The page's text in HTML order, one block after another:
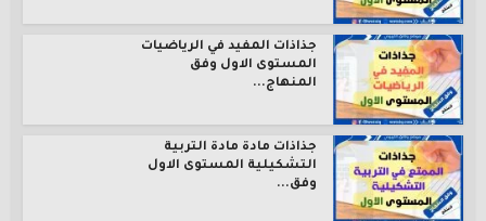
جذاذات المفيد في الرياضيات
المستوى الاول وفق
المنهاج...
جذاذات مادة مادة التربية
التشكيلية المستوى الاول
وفق...